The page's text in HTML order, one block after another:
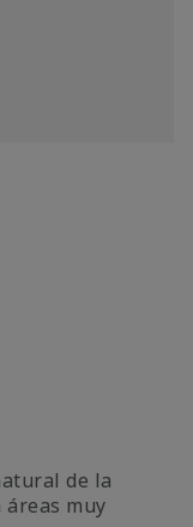
de la
muy